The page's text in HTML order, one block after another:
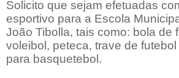
Solicito que sejam efetuadas
esportivo para a Escola
João Tibolla, tais como: bola de
voleibol, peteca, trave de
para basquetebol.